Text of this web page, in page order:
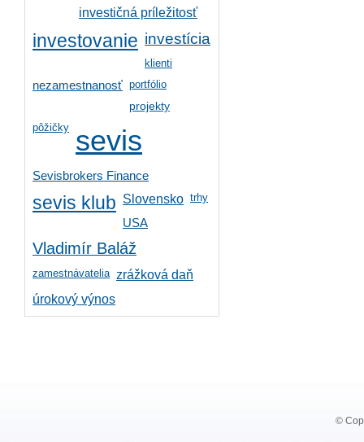
investičná príležitosť
investovanie investícia
klienti
nezamestnanosť portfólio
projekty
pôžičky sevis
Sevisbrokers Finance
sevis klub Slovensko trhy
USA
Vladimír Baláž
zamestnávatelia zrážková daň
úrokový výnos
©